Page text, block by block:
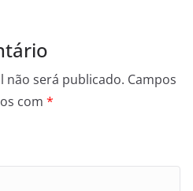
não será publicado. Campos
com *